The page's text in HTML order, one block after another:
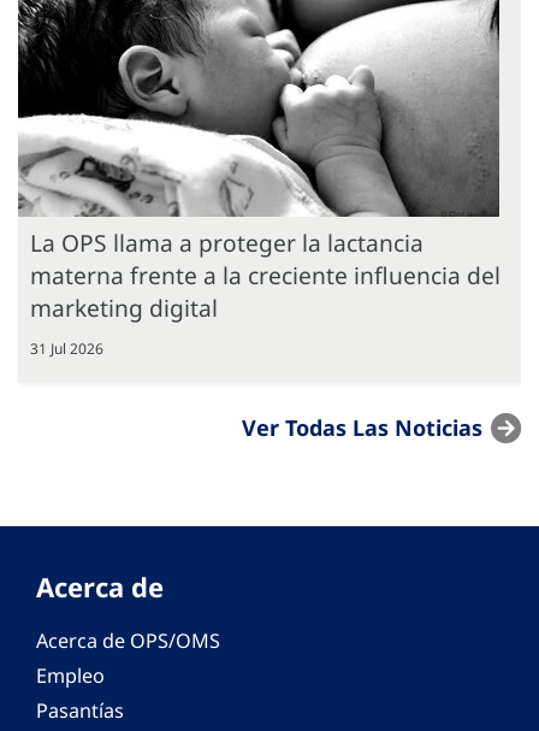
La OPS llama a proteger la lactancia
materna frente a la creciente influencia del
marketing digital
31 Jul 2026
Ver Todas Las Noticias
Acerca de
Acerca de OPS/OMS
Empleo
Pasantías